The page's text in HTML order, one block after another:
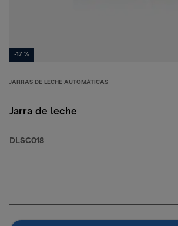
-17 %
JARRAS DE LECHE AUTOMÁTICAS
Jarra de leche
DLSC018